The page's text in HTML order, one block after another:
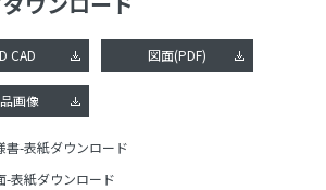
CAD 図面(PDF)
画像
書-表紙ダウンロード
-表紙ダウンロード